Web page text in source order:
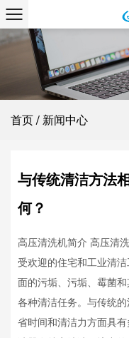
首页 / 新闻中心
与传统清洁方法
何？
高压清洗机简介 高压清
受欢迎的住宅和工业清
面的污垢、污垢、霉菌
各种清洁任务。与传统
省时间和清洁力方面具